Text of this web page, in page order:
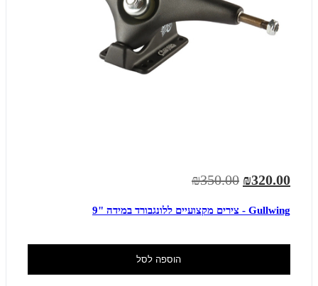
₪320.00
₪350.00
Gullwing - צירים מקצועיים ללונגבורד במידה "9
הוספה לסל